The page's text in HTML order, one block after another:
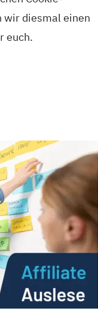
wir diesmal einen
euch.